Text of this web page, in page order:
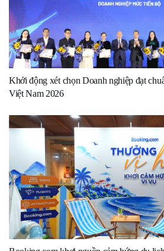
Khởi động xét chọn Doanh nghiệp đạt
Việt Nam 2026